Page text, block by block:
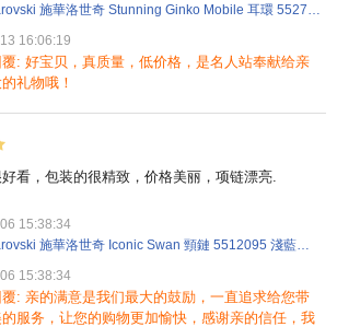
全新 Swarovski 施華洛世奇 Stunning Ginko Mobile 耳環 5527080 鍍金 綠色
16:06:19
: 好宝贝，真质量，低价格，是名人站奉献给亲
礼物哦！
看，包装的很精致，价格美丽，项链漂亮.
15:38:34
全新 Swarovski 施華洛世奇 Iconic Swan 頸鏈 5512095 淺藍色 鍍銠
15:38:34
: 亲的满意是我们最大的鼓励，一直追求给您带
服务，让您的购物更加愉快，感谢亲的信任，我